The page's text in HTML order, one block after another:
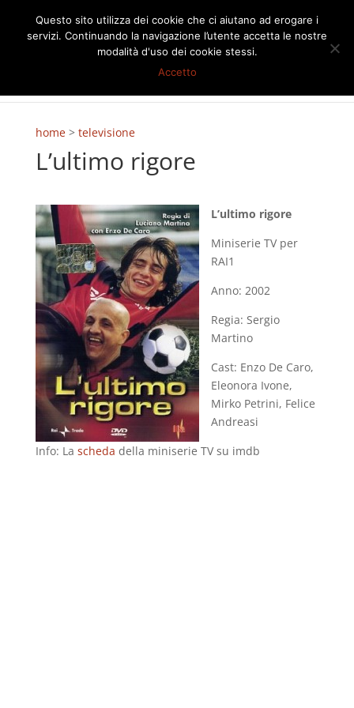
home> televisione
L’ultimo rigore
L’ultimo rigore
Miniserie TV per
RAI1
Anno: 2002
Regia: Sergio
Martino
Cast: Enzo De Caro,
Eleonora Ivone,
Mirko Petrini, Felice
Andreasi
Info: La scheda della miniserie TV su imdb
Questo sito utilizza dei cookie che ci aiutano ad erogare i
servizi. Continuando la navigazione l’utente accetta le nostre
modalità d'uso dei cookie stessi.
Accetto